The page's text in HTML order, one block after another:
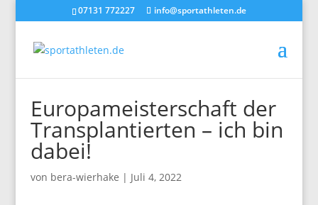
07131 772227 info@sportathleten.de
Europameisterschaft der
Transplantierten – ich bin
dabei!
von bera-wierhake | Juli 4, 2022